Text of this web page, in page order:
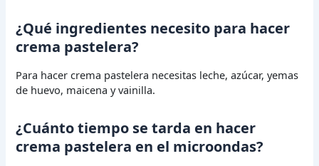
¿Qué ingredientes necesito para hacer
crema pastelera?
Para hacer crema pastelera necesitas leche, azúcar, yemas
de huevo, maicena y vainilla.
¿Cuánto tiempo se tarda en hacer
crema pastelera en el microondas?